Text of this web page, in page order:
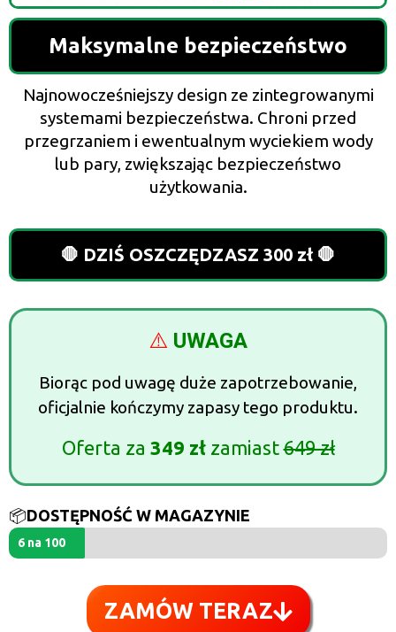
Maksymalne bezpieczeństwo
Najnowocześniejszy design ze zintegrowanymi
systemami bezpieczeństwa. Chroni przed
przegrzaniem i ewentualnym wyciekiem wody
lub pary, zwiększając bezpieczeństwo
użytkowania.
🛑 DZIŚ OSZCZĘDZASZ 300 zł 🛑
⚠️ UWAGA
Biorąc pod uwagę duże zapotrzebowanie,
oficjalnie kończymy zapasy tego produktu.
Oferta za 349 zł zamiast649 zł
📦DOSTĘPNOŚĆ W MAGAZYNIE
6 na 100
ZAMÓW TERAZ